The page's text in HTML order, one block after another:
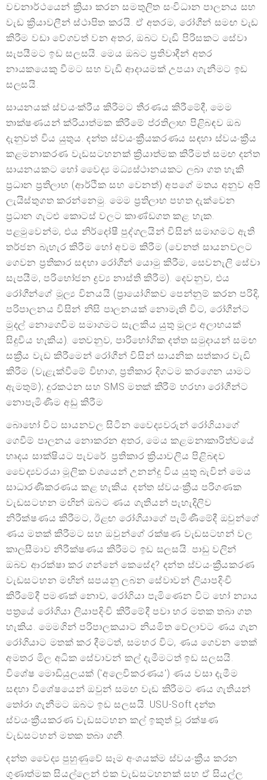
වචනාර්ථයෙන් ක්‍රියා කරන සමතුලිත සංවිධාන පාලනය සහ
වැඩ ක්‍රියාවලීන් ස්ථාපිත කරයි. ඒ අතරම, රෝගීන් සමඟ වැඩ
කිරීම වඩා වේගවත් වන අතර, ඔබට වැඩි පිරිසකට සේවා
සැපයීමට ඉඩ සලසයි. මෙය ඔබට ප්‍රතිවාදීන් අතර
නායකයෙකු වීමට සහ වැඩි ආදායමක් උපයා ගැනීමට ඉඩ
සලසයි.
සායනයක් ස්වයංක්රීය කිරීමට තීරණය කිරීමේදී, මෙම
තාක්ෂණයන් ක්රියාත්මක කිරීමේ ප්රතිලාභ පිළිබඳව ඔබ
දැනුවත් විය යුතුය. දන්ත ස්වයංක්‍රීයකරණය සඳහා ස්වයංක්‍රීය
කළමනාකරණ වැඩසටහනක් ක්‍රියාත්මක කිරීමත් සමඟ දන්ත
සායනයකට හෝ වෛද්‍ය මධ්‍යස්ථානයකට ලබා ගත හැකි
ප්‍රධාන ප්‍රතිලාභ (ආර්ථික සහ වෙනත්) අපගේ මතය අනුව අපි
ලැයිස්තුගත කරන්නෙමු. මෙම ප්‍රතිලාභ පහත දැක්වෙන
ප්‍රධාන ගැටළු කොටස් වලට කාණ්ඩගත කළ හැක.
පළමුවෙන්ම, එය නිර්දෝෂී පුද්ගලයින් විසින් සමාගමට ඇති
තර්ජන බැහැර කිරීම හෝ අවම කිරීම (වෙනත් සායනවලට
ගෙවන ප්‍රතිකාර සඳහා රෝගීන් යොමු කිරීම, සෙවනැලි සේවා
සැපයීම, පරිභෝජන ද්‍රව්‍ය නාස්ති කිරීම). දෙවනුව, එය
රෝගීන්ගේ මූල්‍ය විනයයි (ප්‍රායෝගිකව පෙන්නුම් කරන පරිදි,
පරිපාලනය විසින් නිසි පාලනයක් නොමැති විට, රෝගීන්ට
මුදල් නොගෙවීම සමාගමට සැලකිය යුතු මූල්‍ය අලාභයක්
සිදුවිය හැකිය). තෙවනුව, පාරිභෝගික දත්ත සමුදායන් සමඟ
සක්‍රීය වැඩ කිරීමෙන් රෝගීන් විසින් සායනික සත්කාර වැඩි
කිරීම (වැළැක්වීමේ විභාග, ප්‍රතිකාර දිගටම කරගෙන යාමට
ඇමතුම්); දුරකථන සහ SMS මතක් කිරීම් හරහා රෝගීන්ට
නොපැමිණීම අඩු කිරීම
බොහෝ විට සායනවල සිටින වෛද්‍යවරුන් රෝගියාගේ
ගෙවීම් පාලනය නොකරන අතර, මෙය කළමනාකාරිත්වයේ
හෘදය සාක්ෂියට පැවරේ. ප්‍රතිකාර ක්‍රියාවලිය පිළිබඳව
වෛද්‍යවරයා මූලික වශයෙන් උනන්දු විය යුතු බැවින් මෙය
සාධාරණීකරණය කළ හැකිය. දන්ත ස්වයංක්‍රීය පරිගණක
වැඩසටහන මඟින් ඔබට ණය ගැතියන් පැහැදිලිව
නිරීක්ෂණය කිරීමට, ඊළඟ රෝගියාගේ පැමිණීමේදී ඔවුන්ගේ
ණය මතක් කිරීමට සහ ඔවුන්ගේ රක්ෂණ වැඩසටහන් වල
කාලසීමාව නිරීක්ෂණය කිරීමට ඉඩ සලසයි. පාඩු වලින්
ඔබව ආරක්ෂා කර ගන්නේ කෙසේද? දන්ත ස්වයංක්‍රීයකරණ
වැඩසටහන මඟින් සපයනු ලබන සේවාවන් ලියාපදිංචි
කිරීමේදී පමණක් නොව, රෝගියා පැමිණෙන විට හෝ න්‍යාය
පත්‍රයේ රෝගියා ලියාපදිංචි කිරීමේදී පවා හර මතක තබා ගත
හැකිය. මෙමගින් පරිපාලකයාට නියමිත වේලාවට ණය ගැන
රෝගියාට මතක් කර දීමටත්, සමහර විට, ණය ගෙවන තෙක්
අමතර මිල අධික සේවාවන් කල් දැමීමටත් ඉඩ සලසයි.
විශේෂ මොඩියුලයක් ('අලෙවිකරණය') ණය වසා දැමීම
සඳහා විශේෂයෙන් ඔවුන් සමඟ වැඩ කිරීමට ණය ගැතියන්
තෝරා ගැනීමට ඔබට ඉඩ සලසයි. USU-Soft දන්ත
ස්වයංක්‍රීයකරණ වැඩසටහන කල් ඉකුත් වූ රක්ෂණ
වැඩසටහන් මතක තබා ගනී.
දන්ත වෛද්‍ය පුහුණුවේ සෑම අංශයක්ම ස්වයංක්‍රීය කරන
ගුණාත්මක සියල්ලෙන් එක වැඩසටහනක් සහ ඒ සියල්ල